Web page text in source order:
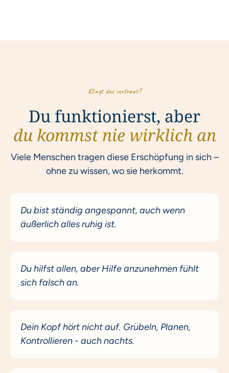
Klingt das vertraut?
Du funktionierst, aber
du kommst nie wirklich an
Viele Menschen tragen diese Erschöpfung in sich –
ohne zu wissen, wo sie herkommt.
Du bist ständig angespannt, auch wenn
äußerlich alles ruhig ist.
Du hilfst allen, aber Hilfe anzunehmen fühlt
sich falsch an.
Dein Kopf hört nicht auf. Grübeln, Planen,
Kontrollieren - auch nachts.